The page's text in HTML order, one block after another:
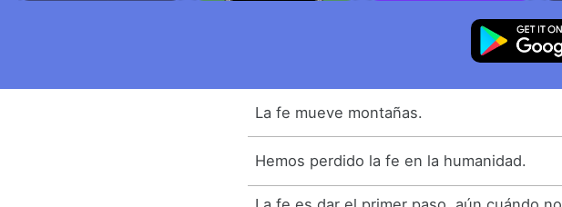
La fe mueve montañas.
Hemos perdido la fe en la humanidad.